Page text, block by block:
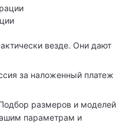
везде. Они дают
за наложенный платеж
размеров и моделей
параметрам и